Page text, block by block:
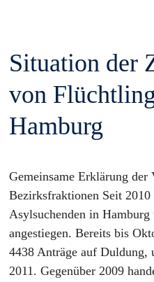
Situation der
von
Hamburg
Gemeinsame Erklärung
Bezirksfraktionen Seit
Asylsuchenden in
angestiegen. Bereits bis
4438 Anträge auf Duldung,
2011. Gegenüber 2009